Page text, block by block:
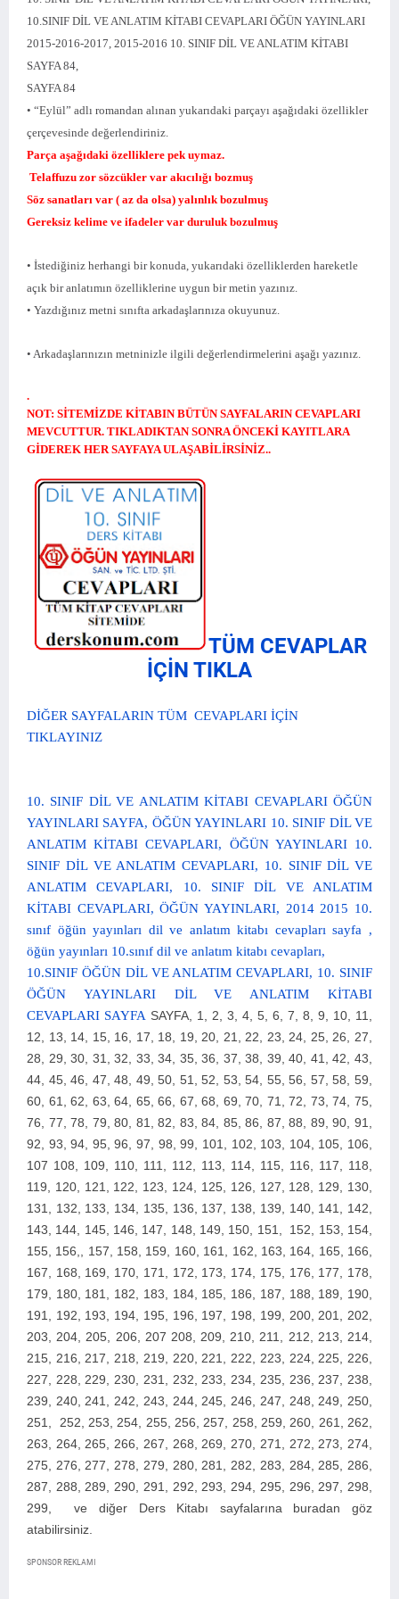
10.SINIF DİL VE ANLATIM KİTABI CEVAPLARI ÖĞÜN YAYINLARI
2015-2016-2017, 2015-2016 10. SINIF DİL VE ANLATIM KİTABI
SAYFA 84,
SAYFA 84
• “Eylül” adlı romandan alınan yukarıdaki parçayı aşağıdaki özellikler
çerçevesinde değerlendiriniz.
Parça aşağıdaki özelliklere pek uymaz.
Telaffuzu zor sözcükler var akıcılığı bozmuş
Söz sanatları var ( az da olsa) yalınlık bozulmuş
Gereksiz kelime ve ifadeler var duruluk bozulmuş
• İstediğiniz herhangi bir konuda, yukarıdaki özelliklerden hareketle
açık bir anlatımın özelliklerine uygun bir metin yazınız.
• Yazdığınız metni sınıfta arkadaşlarınıza okuyunuz.
• Arkadaşlarınızın metninizle ilgili değerlendirmelerini aşağı yazınız.
.
NOT: SİTEMİZDE KİTABIN BÜTÜN SAYFALARIN CEVAPLARI
MEVCUTTUR. TIKLADIKTAN SONRA ÖNCEKİ KAYITLARA
GİDEREK HER SAYFAYA ULAŞABİLİRSİNİZ..
TÜM CEVAPLAR
İÇİN TIKLA
DİĞER SAYFALARIN TÜM CEVAPLARI İÇİN
TIKLAYINIZ
10. SINIF DİL VE ANLATIM KİTABI CEVAPLARI ÖĞÜN
YAYINLARI SAYFA, ÖĞÜN YAYINLARI 10. SINIF DİL VE
ANLATIM KİTABI CEVAPLARI, ÖĞÜN YAYINLARI 10.
SINIF DİL VE ANLATIM CEVAPLARI, 10. SINIF DİL VE
ANLATIM CEVAPLARI, 10. SINIF DİL VE ANLATIM
KİTABI CEVAPLARI, ÖĞÜN YAYINLARI, 2014 2015 10.
sınıf öğün yayınları dil ve anlatım kitabı cevapları sayfa ,
öğün yayınları 10.sınıf dil ve anlatım kitabı cevapları,
10.SINIF ÖĞÜN DİL VE ANLATIM CEVAPLARI, 10. SINIF
ÖĞÜN YAYINLARI DİL VE ANLATIM KİTABI
CEVAPLARI SAYFA SAYFA,
1, 2, 3, 4, 5, 6, 7, 8, 9, 10, 11,
12, 13, 14, 15, 16, 17, 18, 19, 20, 21, 22, 23, 24, 25, 26, 27,
28, 29, 30, 31, 32, 33, 34, 35, 36, 37, 38, 39, 40, 41, 42, 43,
44, 45, 46, 47, 48, 49, 50, 51, 52, 53, 54, 55, 56, 57, 58, 59,
60, 61, 62, 63, 64, 65, 66, 67, 68, 69, 70, 71, 72, 73, 74, 75,
76, 77, 78, 79, 80, 81, 82, 83, 84, 85, 86, 87, 88, 89, 90, 91,
92, 93, 94, 95, 96, 97, 98, 99, 101, 102, 103, 104, 105, 106,
107 108, 109, 110, 111, 112, 113, 114, 115, 116, 117, 118,
119, 120, 121, 122, 123, 124, 125, 126, 127, 128, 129, 130,
131, 132, 133, 134, 135, 136, 137, 138, 139, 140, 141, 142,
143, 144, 145, 146, 147, 148, 149, 150, 151, 152, 153, 154,
155, 156,, 157, 158, 159, 160, 161, 162, 163, 164, 165, 166,
167, 168, 169, 170, 171, 172, 173, 174, 175, 176, 177, 178,
179, 180, 181, 182, 183, 184, 185, 186, 187, 188, 189, 190,
191, 192, 193, 194, 195, 196, 197, 198, 199, 200, 201, 202,
203, 204, 205, 206, 207 208, 209, 210, 211, 212, 213, 214,
215, 216, 217, 218, 219, 220, 221, 222, 223, 224, 225, 226,
227, 228, 229, 230, 231, 232, 233, 234, 235, 236, 237, 238,
239, 240, 241, 242, 243, 244, 245, 246, 247, 248, 249, 250,
251, 252, 253, 254, 255, 256, 257, 258, 259, 260, 261, 262,
263, 264, 265, 266, 267, 268, 269, 270, 271, 272, 273, 274,
275, 276, 277, 278, 279, 280, 281, 282, 283, 284, 285, 286,
287, 288, 289, 290, 291, 292, 293, 294, 295, 296, 297, 298,
299,
ve diğer Ders Kitabı sayfalarına buradan göz
atabilirsiniz.
SPONSOR REKLAMI